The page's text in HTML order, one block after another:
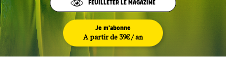
FEUILLETER LE MAGAZINE
Je m'abonne
A partir de 39€ / an